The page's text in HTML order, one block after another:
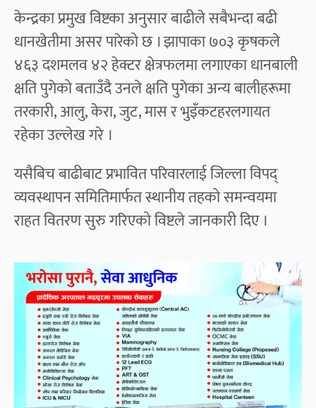
केन्द्रका प्रमुख विष्टका अनुसार बाढीले सबैभन्दा बढी
धानखेतीमा असर पारेको छ । झापाका ७०३ कृषकले
४६३ दशमलव ४२ हेक्टर क्षेत्रफलमा लगाएका धानबाली
क्षति पुगेको बताउँदै उनले क्षति पुगेका अन्य बालीहरूमा
तरकारी, आलु, केरा, जुट, मास र भुइँकटहरलगायत
रहेका उल्लेख गरे ।
यसैबिच बाढीबाट प्रभावित परिवारलाई जिल्ला विपद्
व्यवस्थापन समितिमार्फत स्थानीय तहको समन्वयमा
राहत वितरण सुरु गरिएको विष्टले जानकारी दिए ।